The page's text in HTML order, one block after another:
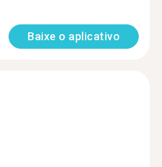
Baixe o aplicativo